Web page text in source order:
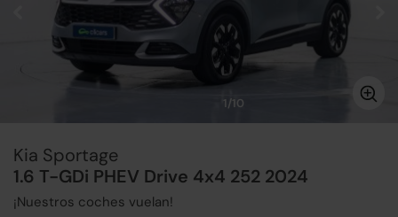
1/10
Kia Sportage
1.6 T-GDi PHEV Drive 4x4 252 2024
¡Nuestros coches vuelan!